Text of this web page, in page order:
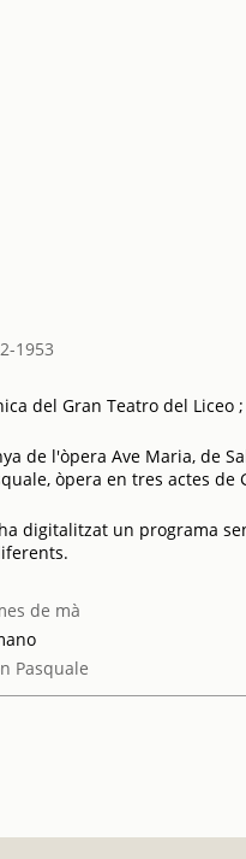
1953
del Gran Teatro del Liceo
de l'òpera Ave Maria, de
òpera en tres actes
digitalitzat un programa
de mà
Pasquale